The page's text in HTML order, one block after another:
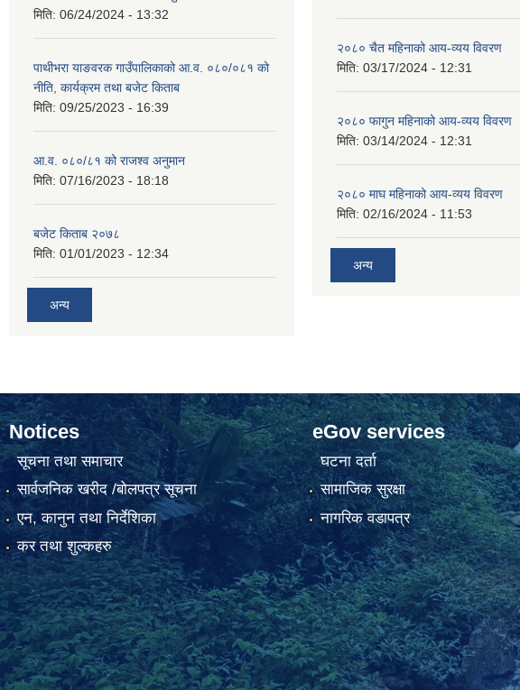
मिति: 06/24/2024 - 13:32
पाथीभरा याङवरक गाउँपालिकाको आ.व. ०८०/०८१ को
नीति, कार्यक्रम तथा बजेट किताब
मिति: 09/25/2023 - 16:39
आ.व. ०८०/८१ को राजश्व अनुमान
मिति: 07/16/2023 - 18:18
बजेट किताब २०७८
मिति: 01/01/2023 - 12:34
अन्य
२०८० चैत महिनाको आय-व्यय विवरण
मिति: 03/17/2024 - 12:31
२०८० फागुन महिनाको आय-व्यय विवरण
मिति: 03/14/2024 - 12:31
२०८० माघ महिनाको आय-व्यय विवरण
मिति: 02/16/2024 - 11:53
अन्य
Notices
सूचना तथा समाचार
सार्वजनिक खरीद /बोलपत्र सूचना
एन, कानुन तथा निर्देशिका
कर तथा शुल्कहरु
eGov services
घटना दर्ता
सामाजिक सुरक्षा
नागरिक वडापत्र